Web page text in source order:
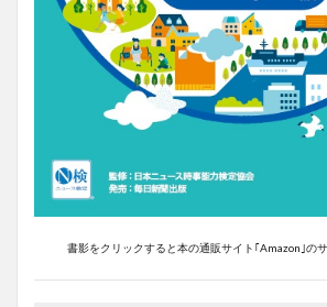
書影をクリックすると本の通販サイト｢Amazon｣の